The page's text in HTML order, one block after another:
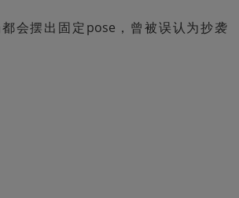
会摆出固定pose，曾被误认为抄袭